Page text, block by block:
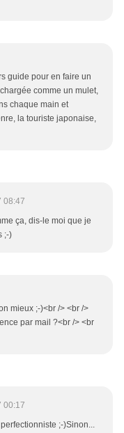
guide pour en faire un
comme un mulet,
chaque main et
la touriste japonaise,
08:47
ça, dis-le moi que je
;-)
mieux ;-)<br /> <br />
par mail ?<br /> <br
00:17
;-)Sinon...